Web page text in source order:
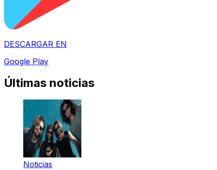
DESCARGAR EN
Google Play
Últimas noticias
Noticias